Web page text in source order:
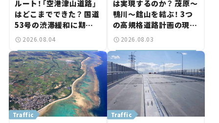
ルート！「空港津山道路」
はどこまでできた？ 国道
53号の渋滞緩和に期待。
岡山市側でも動きが【い
2026.08.04
は実現するのか？ 茂原～
鴨川～館山を結ぶ！ 3つ
の高規格道路計画の現
状。「館山鴨川道路」で検
路計画】
2026.08.03
Traffic Traffic